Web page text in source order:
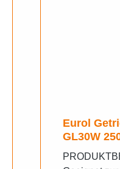
Eurol
GL30W